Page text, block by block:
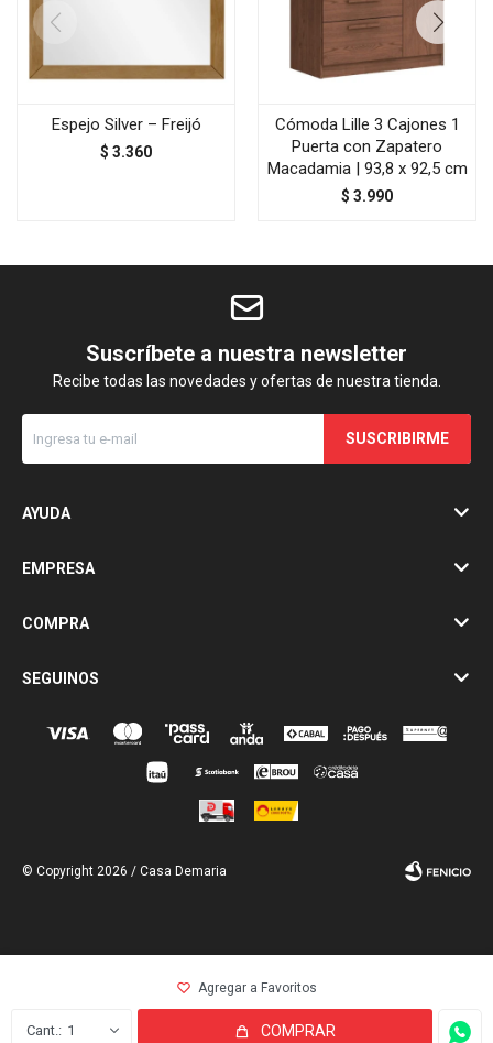
1 COMPRAR
Espejo Silver – Freijó
$ 3.360
Cómoda Lille 3 Cajones 1
Puerta con Zapatero
Macadamia | 93,8 x 92,5 cm
$ 3.990
Suscríbete a nuestra newsletter
Recibe todas las novedades y ofertas de nuestra tienda.
SUSCRIBIRME
AYUDA
EMPRESA
COMPRA
SEGUINOS
© Copyright 2026 / Casa Demaria